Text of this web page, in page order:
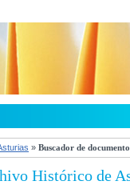
» Buscador de
Histórico de